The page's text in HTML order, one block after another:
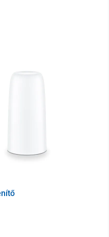
és
használat mellett
ami végül